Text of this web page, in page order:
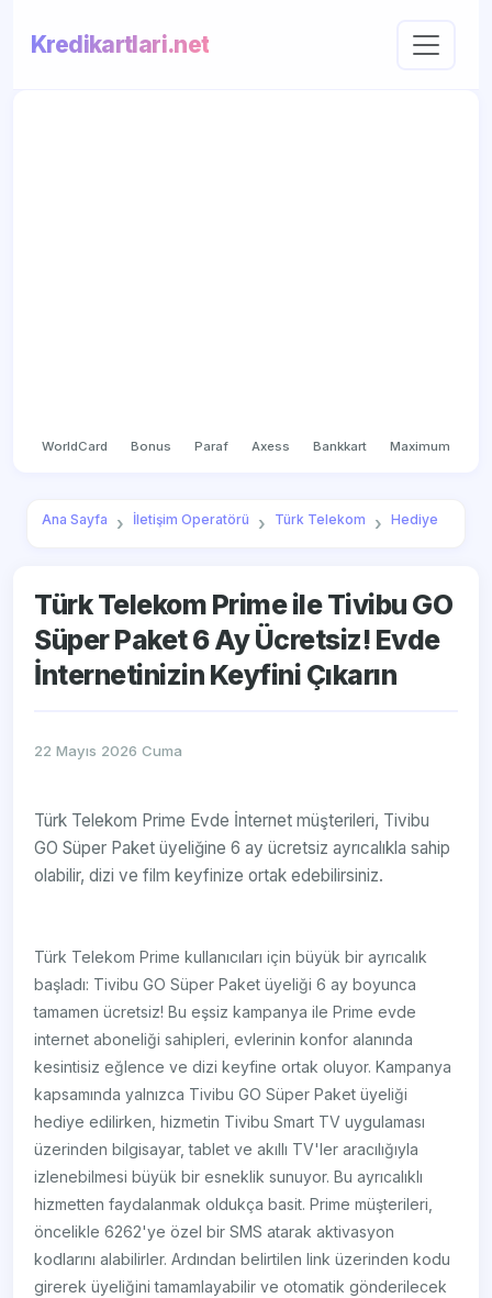
Kredikartlari.net
WorldCard Bonus Paraf Axess Bankkart Maximum
Ana Sayfa İletişim Operatörü Türk Telekom Hediye
Türk Telekom Prime ile Tivibu GO
Süper Paket 6 Ay Ücretsiz! Evde
İnternetinizin Keyfini Çıkarın
22 Mayıs 2026 Cuma
Türk Telekom Prime Evde İnternet müşterileri, Tivibu
GO Süper Paket üyeliğine 6 ay ücretsiz ayrıcalıkla sahip
olabilir, dizi ve film keyfinize ortak edebilirsiniz.
Türk Telekom Prime kullanıcıları için büyük bir ayrıcalık
başladı: Tivibu GO Süper Paket üyeliği 6 ay boyunca
tamamen ücretsiz! Bu eşsiz kampanya ile Prime evde
internet aboneliği sahipleri, evlerinin konfor alanında
kesintisiz eğlence ve dizi keyfine ortak oluyor. Kampanya
kapsamında yalnızca Tivibu GO Süper Paket üyeliği
hediye edilirken, hizmetin Tivibu Smart TV uygulaması
üzerinden bilgisayar, tablet ve akıllı TV'ler aracılığıyla
izlenebilmesi büyük bir esneklik sunuyor. Bu ayrıcalıklı
hizmetten faydalanmak oldukça basit. Prime müşterileri,
öncelikle 6262'ye özel bir SMS atarak aktivasyon
kodlarını alabilirler. Ardından belirtilen link üzerinden kodu
girerek üyeliğini tamamlayabilir ve otomatik gönderilecek